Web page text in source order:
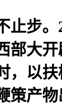
步。
部大
，以
策产物